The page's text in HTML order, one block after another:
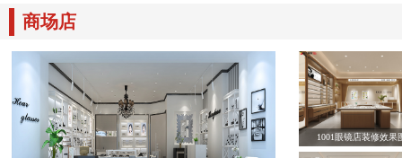
商场店
1001眼镜店装修效果